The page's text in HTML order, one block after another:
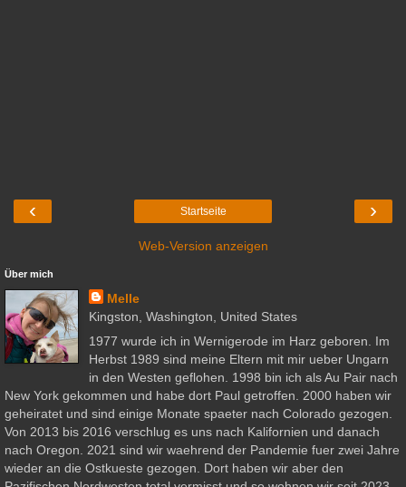
‹ ›
Startseite
Web-Version anzeigen
Über mich
Melle
Kingston, Washington, United States
1977 wurde ich in Wernigerode im Harz geboren. Im
Herbst 1989 sind meine Eltern mit mir ueber Ungarn
in den Westen geflohen. 1998 bin ich als Au Pair nach
New York gekommen und habe dort Paul getroffen. 2000 haben wir
geheiratet und sind einige Monate spaeter nach Colorado gezogen.
Von 2013 bis 2016 verschlug es uns nach Kalifornien und danach
nach Oregon. 2021 sind wir waehrend der Pandemie fuer zwei Jahre
wieder an die Ostkueste gezogen. Dort haben wir aber den